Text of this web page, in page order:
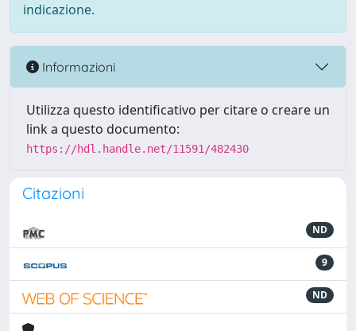
indicazione.
Informazioni
Utilizza questo identificativo per citare o creare un
link a questo documento:
https://hdl.handle.net/11591/482430
Citazioni
ND
9
ND